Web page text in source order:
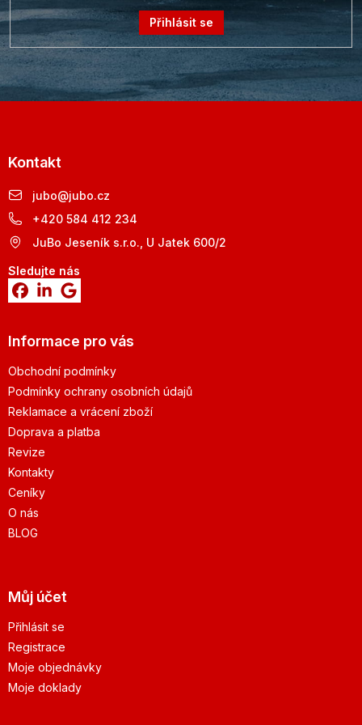
Přihlásit se
Kontakt
jubo@jubo.cz
+420 584 412 234
JuBo Jeseník s.r.o., U Jatek 600/2
Sledujte nás
Informace pro vás
Obchodní podmínky
Podmínky ochrany osobních údajů
Reklamace a vrácení zboží
Doprava a platba
Revize
Kontakty
Ceníky
O nás
BLOG
Můj účet
Přihlásit se
Registrace
Moje objednávky
Moje doklady